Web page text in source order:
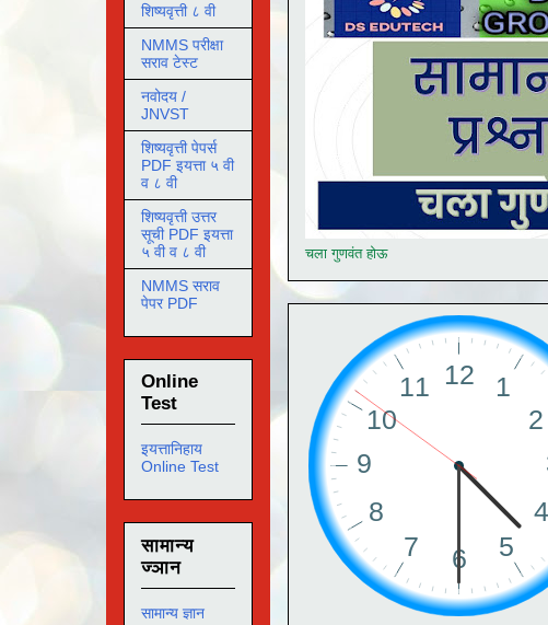
चला गुणवंत होऊ
शिष्यवृत्ती ८ वी
NMMS परीक्षा
सराव टेस्ट
नवोदय /
JNVST
शिष्यवृत्ती पेपर्स
PDF इयत्ता ५ वी
व ८ वी
शिष्यवृत्ती उत्तर
सूची PDF इयत्ता
५ वी व ८ वी
NMMS सराव
पेपर PDF
Online
Test
इयत्तानिहाय
Online Test
सामान्य
ज्ञान
सामान्य ज्ञान